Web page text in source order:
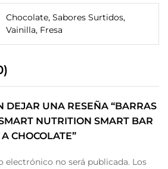
Chocolate, Sabores Surtidos,
Vainilla, Fresa
DEJAR UNA RESEÑA “BARRAS
NUTRITION SMART BAR
CHOCOLATE”
electrónico no será publicada. Los